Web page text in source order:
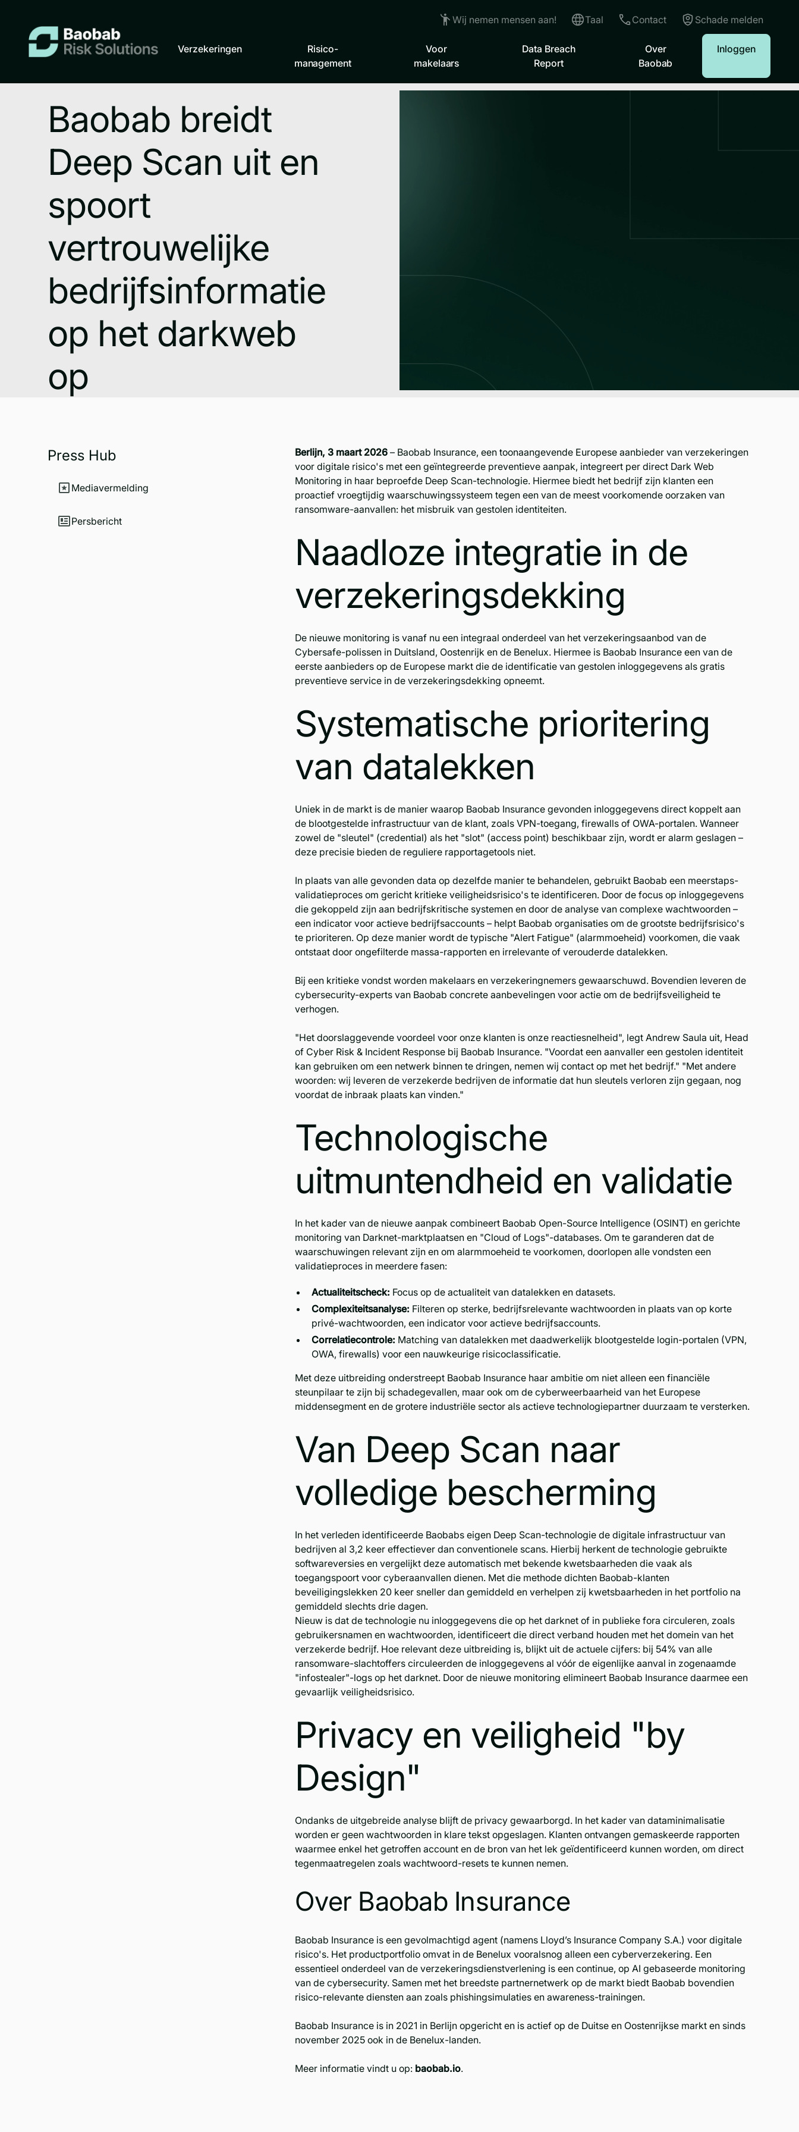
Wij nemen mensen aan! Taal Contact Schade melden
Verzekeringen
Risico-
management
Voor
makelaars
Data Breach
Report
Over
Baobab
Inloggen
Baobab breidt
Deep Scan uit en
spoort
vertrouwelijke
bedrijfsinformatie
op het darkweb
op
Press Hub
Mediavermelding
Persbericht
Berlijn, 3 maart 2026 – Baobab Insurance, een toonaangevende Europese aanbieder van verzekeringen
voor digitale risico's met een geïntegreerde preventieve aanpak, integreert per direct Dark Web
Monitoring in haar beproefde Deep Scan-technologie. Hiermee biedt het bedrijf zijn klanten een
proactief vroegtijdig waarschuwingssysteem tegen een van de meest voorkomende oorzaken van
ransomware-aanvallen: het misbruik van gestolen identiteiten.
Naadloze integratie in de
verzekeringsdekking
De nieuwe monitoring is vanaf nu een integraal onderdeel van het verzekeringsaanbod van de
Cybersafe-polissen in Duitsland, Oostenrijk en de Benelux. Hiermee is Baobab Insurance een van de
eerste aanbieders op de Europese markt die de identificatie van gestolen inloggegevens als gratis
preventieve service in de verzekeringsdekking opneemt.
Systematische prioritering
van datalekken
Uniek in de markt is de manier waarop Baobab Insurance gevonden inloggegevens direct koppelt aan
de blootgestelde infrastructuur van de klant, zoals VPN-toegang, firewalls of OWA-portalen. Wanneer
zowel de "sleutel" (credential) als het "slot" (access point) beschikbaar zijn, wordt er alarm geslagen –
deze precisie bieden de reguliere rapportagetools niet.
In plaats van alle gevonden data op dezelfde manier te behandelen, gebruikt Baobab een meerstaps-
validatieproces om gericht kritieke veiligheidsrisico's te identificeren. Door de focus op inloggegevens
die gekoppeld zijn aan bedrijfskritische systemen en door de analyse van complexe wachtwoorden –
een indicator voor actieve bedrijfsaccounts – helpt Baobab organisaties om de grootste bedrijfsrisico's
te prioriteren. Op deze manier wordt de typische "Alert Fatigue" (alarmmoeheid) voorkomen, die vaak
ontstaat door ongefilterde massa-rapporten en irrelevante of verouderde datalekken.
Bij een kritieke vondst worden makelaars en verzekeringnemers gewaarschuwd. Bovendien leveren de
cybersecurity-experts van Baobab concrete aanbevelingen voor actie om de bedrijfsveiligheid te
verhogen.
"Het doorslaggevende voordeel voor onze klanten is onze reactiesnelheid", legt Andrew Saula uit, Head
of Cyber Risk & Incident Response bij Baobab Insurance. "Voordat een aanvaller een gestolen identiteit
kan gebruiken om een netwerk binnen te dringen, nemen wij contact op met het bedrijf." "Met andere
woorden: wij leveren de verzekerde bedrijven de informatie dat hun sleutels verloren zijn gegaan, nog
voordat de inbraak plaats kan vinden."
Technologische
uitmuntendheid en validatie
In het kader van de nieuwe aanpak combineert Baobab Open-Source Intelligence (OSINT) en gerichte
monitoring van Darknet-marktplaatsen en "Cloud of Logs"-databases. Om te garanderen dat de
waarschuwingen relevant zijn en om alarmmoeheid te voorkomen, doorlopen alle vondsten een
validatieproces in meerdere fasen:
Actualiteitscheck: Focus op de actualiteit van datalekken en datasets.
Complexiteitsanalyse: Filteren op sterke, bedrijfsrelevante wachtwoorden in plaats van op korte
privé-wachtwoorden, een indicator voor actieve bedrijfsaccounts.
Correlatiecontrole: Matching van datalekken met daadwerkelijk blootgestelde login-portalen (VPN,
OWA, firewalls) voor een nauwkeurige risicoclassificatie.
Met deze uitbreiding onderstreept Baobab Insurance haar ambitie om niet alleen een financiële
steunpilaar te zijn bij schadegevallen, maar ook om de cyberweerbaarheid van het Europese
middensegment en de grotere industriële sector als actieve technologiepartner duurzaam te versterken.
Van Deep Scan naar
volledige bescherming
In het verleden identificeerde Baobabs eigen Deep Scan-technologie de digitale infrastructuur van
bedrijven al 3,2 keer effectiever dan conventionele scans. Hierbij herkent de technologie gebruikte
softwareversies en vergelijkt deze automatisch met bekende kwetsbaarheden die vaak als
toegangspoort voor cyberaanvallen dienen. Met die methode dichten Baobab-klanten
beveiligingslekken 20 keer sneller dan gemiddeld en verhelpen zij kwetsbaarheden in het portfolio na
gemiddeld slechts drie dagen.
Nieuw is dat de technologie nu inloggegevens die op het darknet of in publieke fora circuleren, zoals
gebruikersnamen en wachtwoorden, identificeert die direct verband houden met het domein van het
verzekerde bedrijf. Hoe relevant deze uitbreiding is, blijkt uit de actuele cijfers: bij 54% van alle
ransomware-slachtoffers circuleerden de inloggegevens al vóór de eigenlijke aanval in zogenaamde
"infostealer"-logs op het darknet. Door de nieuwe monitoring elimineert Baobab Insurance daarmee een
gevaarlijk veiligheidsrisico.
Privacy en veiligheid "by
Design"
Ondanks de uitgebreide analyse blijft de privacy gewaarborgd. In het kader van dataminimalisatie
worden er geen wachtwoorden in klare tekst opgeslagen. Klanten ontvangen gemaskeerde rapporten
waarmee enkel het getroffen account en de bron van het lek geïdentificeerd kunnen worden, om direct
tegenmaatregelen zoals wachtwoord-resets te kunnen nemen.
Over Baobab Insurance
Baobab Insurance is een gevolmachtigd agent (namens Lloyd’s Insurance Company S.A.) voor digitale
risico's. Het productportfolio omvat in de Benelux vooralsnog alleen een cyberverzekering. Een
essentieel onderdeel van de verzekeringsdienstverlening is een continue, op AI gebaseerde monitoring
van de cybersecurity. Samen met het breedste partnernetwerk op de markt biedt Baobab bovendien
risico-relevante diensten aan zoals phishingsimulaties en awareness-trainingen.
Baobab Insurance is in 2021 in Berlijn opgericht en is actief op de Duitse en Oostenrijkse markt en sinds
november 2025 ook in de Benelux-landen.
Meer informatie vindt u op: baobab.io.